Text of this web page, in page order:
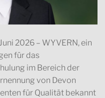
2026 – WYVERN, ein
für das
im Bereich der
von Devon
für Qualität bekannt